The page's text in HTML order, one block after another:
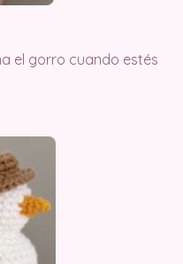
el gorro cuando estés